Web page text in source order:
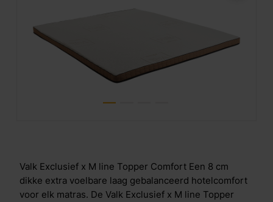
Valk Exclusief x M line Topper Comfort Een 8 cm
dikke extra voelbare laag gebalanceerd hotelcomfort
voor elk matras. De Valk Exclusief x M line Topper